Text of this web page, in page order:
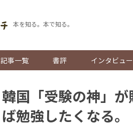
本を知る。本で知る。
記事一覧 書評 インタビュー
韓国「受験の神」
ば勉強したくなる。